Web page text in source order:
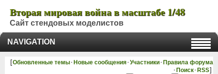
Вторая мировая война в масштабе 1/48
Сайт стендовых моделистов
NAVIGATION
[Обновленные темы·Новые сообщения·Участники·Правила форума
·Поиск·RSS]